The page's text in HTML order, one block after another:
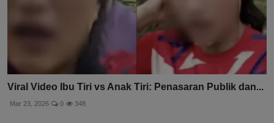
Viral Video Ibu Tiri vs Anak Tiri: Penasaran Publik dan...
Mar 23, 2026 0 348